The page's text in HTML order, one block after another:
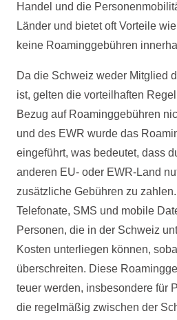
Handel und die
Länder und bietet oft Vorteile
keine Roaminggebühren
Da die Schweiz weder Mitglied
ist, gelten die vorteilhaften
Bezug auf Roaminggebühren
und des EWR wurde das
eingeführt, was bedeutet, dass
anderen EU- oder EWR-Land
zusätzliche Gebühren zu
Telefonate, SMS und mobile
Personen, die in der Schweiz
Kosten unterliegen können,
überschreiten. Diese
teuer werden, insbesondere für
die regelmäßig zwischen der